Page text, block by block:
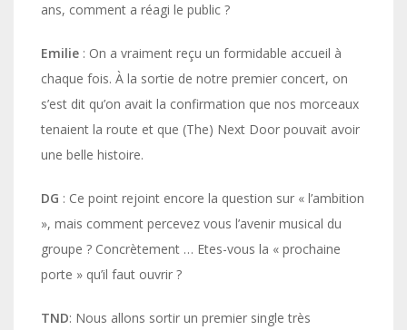
ans, comment a réagi le public ?
Emilie : On a vraiment reçu un formidable accueil à
chaque fois. À la sortie de notre premier concert, on
s’est dit qu’on avait la confirmation que nos morceaux
tenaient la route et que (The) Next Door pouvait avoir
une belle histoire.
DG : Ce point rejoint encore la question sur « l’ambition
», mais comment percevez vous l’avenir musical du
groupe ? Concrètement … Etes-vous la « prochaine
porte » qu’il faut ouvrir ?
TND: Nous allons sortir un premier single très